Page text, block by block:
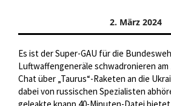
2. März 2024
Es ist der Super-GAU für die
Luftwaffengeneräle schwadronieren am
Chat über „Taurus“-Raketen an die
dabei von russischen Spezialisten